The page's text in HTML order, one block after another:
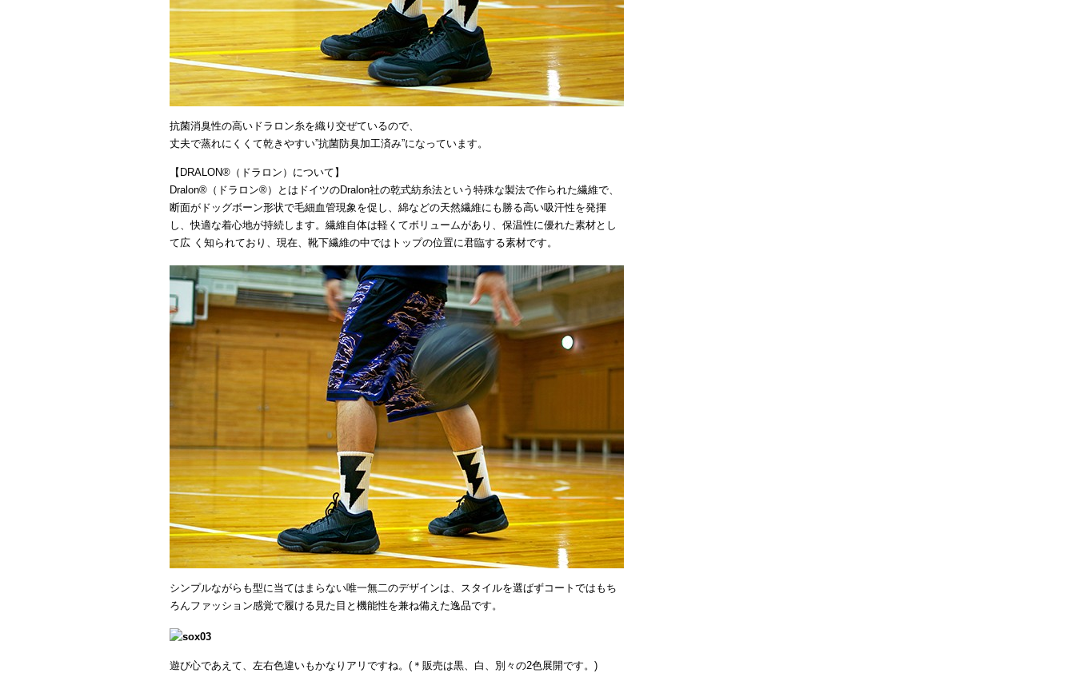
抗菌消臭性の高いドラロン糸を織り交ぜているので、
丈夫で蒸れにくくて乾きやすい”抗菌防臭加工済み”になっています。
【DRALON®（ドラロン）について】
Dralon®（ドラロン®）とはドイツのDralon社の乾式紡糸法という特殊な製法で作られた繊維で、
断面がドッグボーン形状で毛細血管現象を促し、綿などの天然繊維にも勝る高い吸汗性を発揮
し、快適な着心地が持続します。繊維自体は軽くてボリュームがあり、保温性に優れた素材とし
て広 く知られており、現在、靴下繊維の中ではトップの位置に君臨する素材です。
シンプルながらも型に当てはまらない唯一無二のデザインは、スタイルを選ばずコートではもち
ろんファッション感覚で履ける見た目と機能性を兼ね備えた逸品です。
遊び心であえて、左右色違いもかなりアリですね。(＊販売は黒、白、別々の2色展開です。)